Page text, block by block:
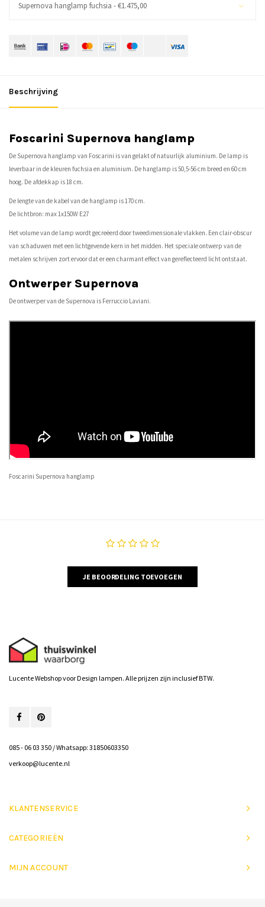
Supernova hanglamp fuchsia - €1.475,00
Beschrijving
Foscarini Supernova hanglamp
De Supernova hanglamp van Foscarini is van gelakt of natuurlijk aluminium. De lamp is
leverbaar in de kleuren fuchsia en aluminium. De hanglamp is 50,5-56 cm breed en 60 cm
hoog. De afdekkap is 18 cm.
De lengte van de kabel van de hanglamp is 170 cm.
De lichtbron: max 1x150W E27
Het volume van de lamp wordt gecreëerd door tweedimensionale vlakken. Een clair-obscur
van schaduwen met een lichtgevende kern in het midden. Het speciale ontwerp van de
metalen schrijven zort ervoor dat er een charmant effect van gereflecteerd licht ontstaat.
Ontwerper Supernova
De ontwerper van de Supernova is Ferruccio Laviani.
Foscarini Supernova hanglamp
JE BEOORDELING TOEVOEGEN
Lucente Webshop voor Design lampen. Alle prijzen zijn inclusief BTW.
085 - 06 03 350 / Whatsapp: 31850603350
verkoop@lucente.nl
KLANTENSERVICE
CATEGORIEËN
MIJN ACCOUNT